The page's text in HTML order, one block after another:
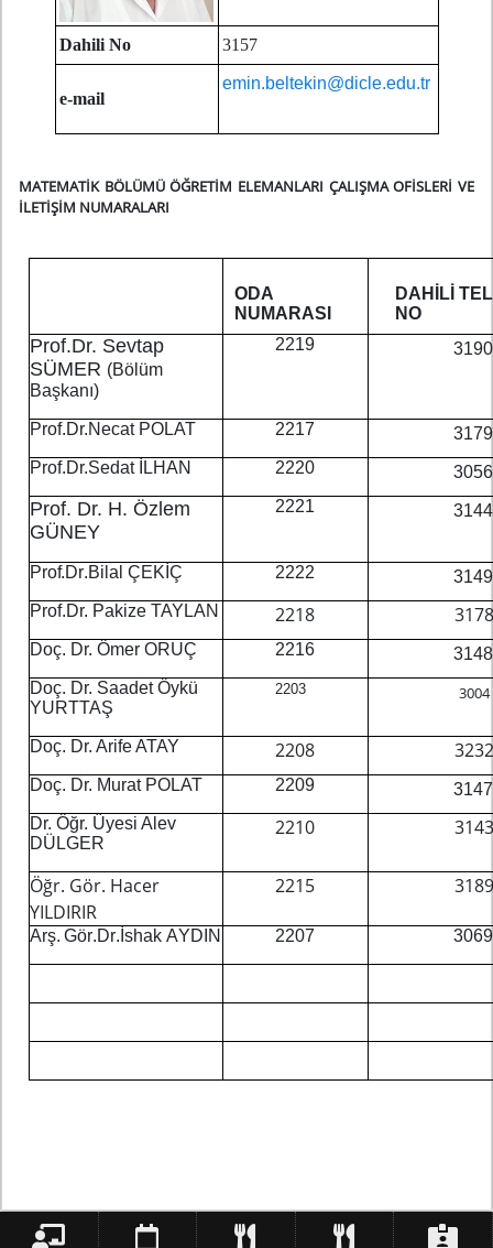
Dahili No 3157
e-mail
emin.beltekin@dicle.edu.tr
MATEMATİK BÖLÜMÜÖĞRETİM ELEMANLARI ÇALIŞMA OFİSLERİ VE
İLETİŞİM NUMARALARI
ODA
NUMARASI
DAHİLİ
NO
Prof.Dr. Sevtap
SÜMER (Bölüm
Başkanı)
2219 3190
Prof.Dr.Necat POLAT 2217
3179
Prof.Dr.Sedat İLHAN
2220 3056
Prof. Dr. H. Özlem
GÜNEY
2221 3144
Prof.Dr.Bila l ÇEK Ç 2222
3149
Prof.Dr. Pakize TAYLAN
2218 3178
Doç. Dr. Ömer ORUÇ 2216
3148
Doç. Dr. Saadet Öykü
YURTTAŞ
2203 3004
Doç. Dr. Arife ATAY 2208 3232
Doç. Dr. Murat POLAT 2209
3147
Dr. Öğr. Üyesi Alev
DÜLGER
2210 3143
Öğr. Gör. Hacer
YILDIRIR
2215 3189
Arş. Gör.Dr. İshak AYD IN 2207 3069